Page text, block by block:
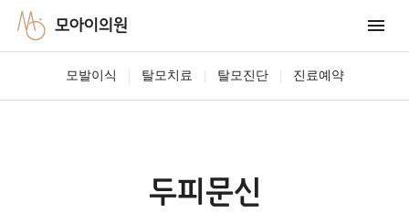
모아이의원
모발이식 | 탈모치료 | 탈모진단 | 진료예약
두피문신